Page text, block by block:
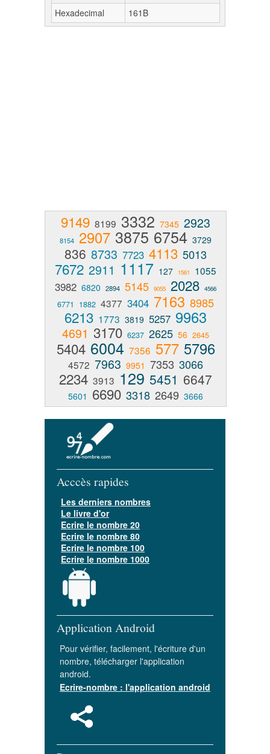
Hexadecimal
161B
9149 8199 3332 7345 2923
8154 2907 3875 6754 3729
836 8733 7723 4113 5013
7672 2911 1117 127 1561 1055
3982 6820 2894 5145 9055 2028 4566
6771 1882 4377 3404 7163 8985
6213 1773 3819 5257 9963
4691 3170 6237 2625 56 2645
5404 6004 7356 577 5796
4572 7963 9951 7353 3066
2234 3913 129 5451 6647
5601 6690 3318 2649 3666
Acccès rapides
Les derniers nombres
Le livre d'or
Ecrire le nombre 20
Ecrire le nombre 80
Ecrire le nombre 100
Ecrire le nombre 1000
Application Android
Pour vérifier, facilement, l'écriture d'un
nombre, télécharger l'application
android.
Ecrire-nombre : l'application android